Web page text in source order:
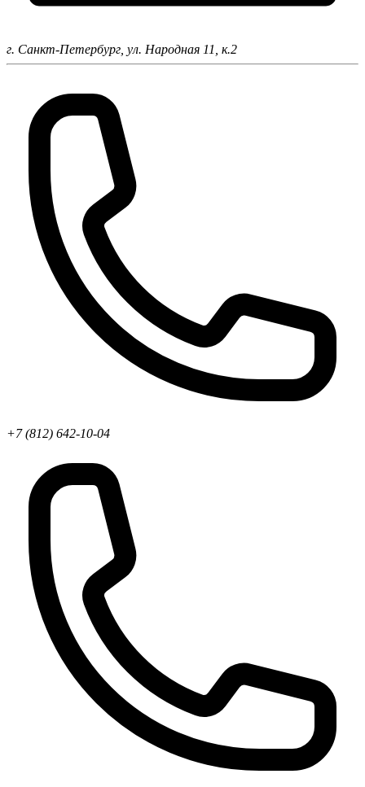
г. Санкт-Петербург, ул. Народная 11, к.2
+7 (812) 642-10-04